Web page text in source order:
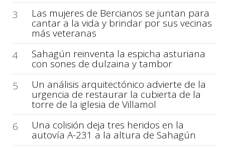
3
Las mujeres de Bercianos se juntan para
cantar a la vida y brindar por sus vecinas
más veteranas
4
Sahagún reinventa la espicha asturiana
con sones de dulzaina y tambor
5
Un análisis arquitectónico advierte de la
urgencia de restaurar la cubierta de la
torre de la iglesia de Villamol
6
Una colisión deja tres heridos en la
autovía A-231 a la altura de Sahagún